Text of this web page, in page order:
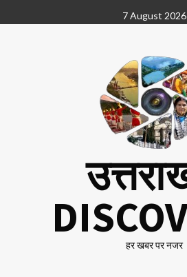
to
7 August 2026
हर खबर पर नजर